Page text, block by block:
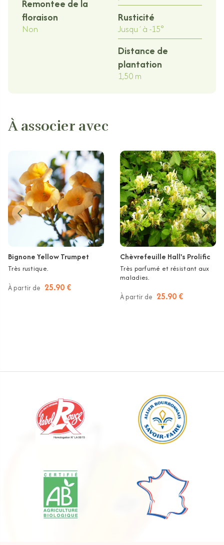
Remontee de la
floraison
Non
Rusticité
Jusqu´à -15°
Distance de
plantation
1,50 m
À associer avec
Bignone Yellow Trumpet
Très rustique.
À partir de 25.90 €
Chèvrefeuille Hall's Prolific
Très parfumé et résistant aux
maladies.
À partir de 25.90 €